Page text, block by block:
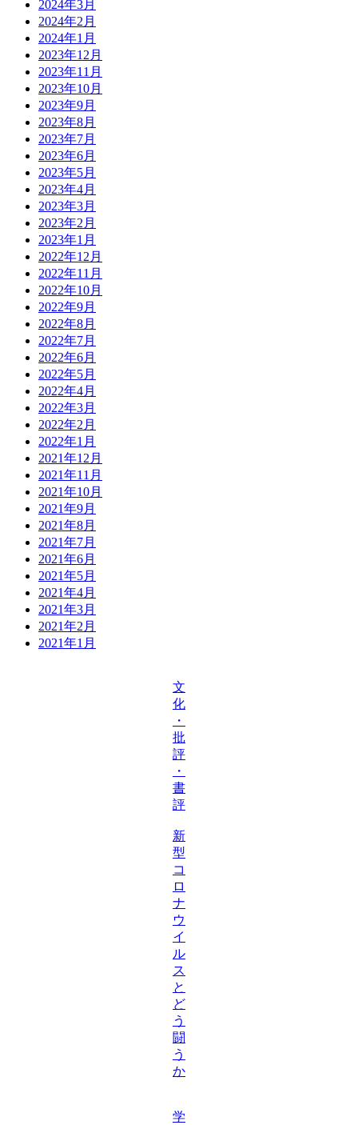
2024年3月
2024年2月
2024年1月
2023年12月
2023年11月
2023年10月
2023年9月
2023年8月
2023年7月
2023年6月
2023年5月
2023年4月
2023年3月
2023年2月
2023年1月
2022年12月
2022年11月
2022年10月
2022年9月
2022年8月
2022年7月
2022年6月
2022年5月
2022年4月
2022年3月
2022年2月
2022年1月
2021年12月
2021年11月
2021年10月
2021年9月
2021年8月
2021年7月
2021年6月
2021年5月
2021年4月
2021年3月
2021年2月
2021年1月
文
化
・
批
評
・
書
評
新
型
コ
ロ
ナ
ウ
イ
ル
ス
と
ど
う
闘
う
か
学